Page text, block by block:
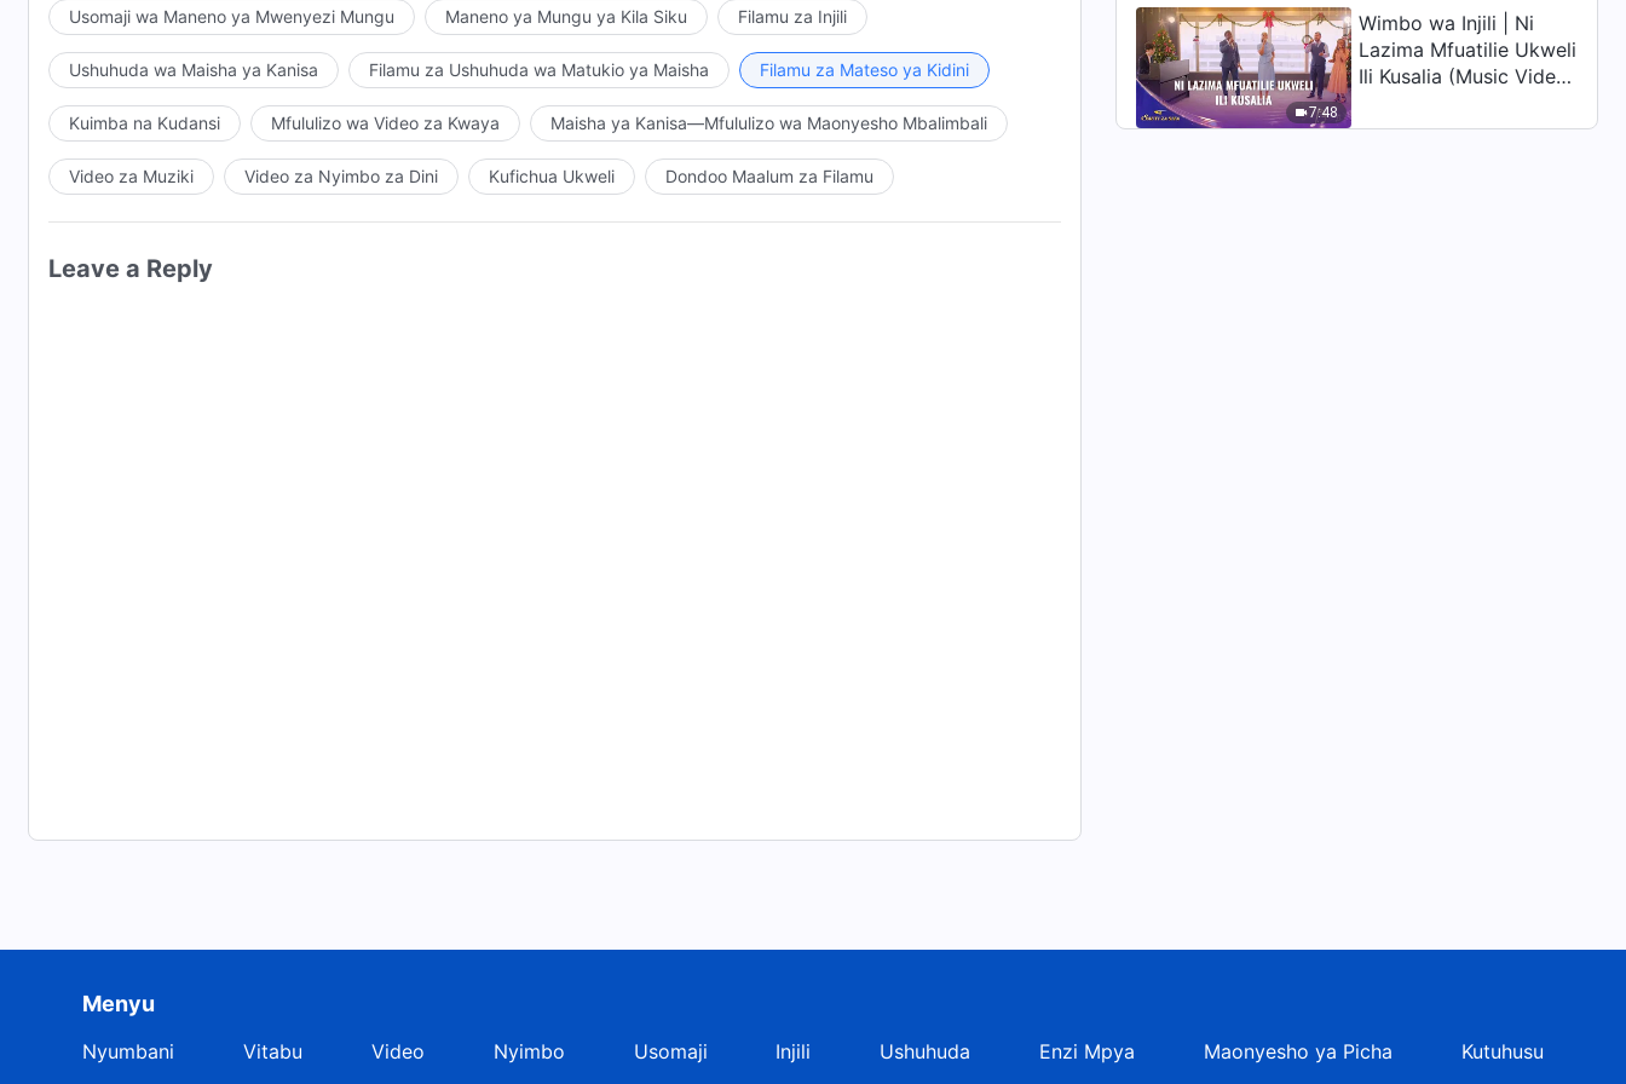
Usomaji wa Maneno ya Mwenyezi Mungu Maneno ya Mungu ya Kila Siku Filamu za Injili
Ushuhuda wa Maisha ya Kanisa Filamu za Ushuhuda wa Matukio ya Maisha Filamu za Mateso ya Kidini
Kuimba na Kudansi Mfululizo wa Video za Kwaya Maisha ya Kanisa—Mfululizo wa Maonyesho Mbalimbali
Video za Muziki Video za Nyimbo za Dini Kufichua Ukweli Dondoo Maalum za Filamu
Leave a Reply
7:48
Wimbo wa Injili | Ni
Lazima Mfuatilie Ukweli
Ili Kusalia (Music Video)
Menyu
Nyumbani Vitabu Video Nyimbo Usomaji Injili Ushuhuda Enzi Mpya Maonyesho ya Picha Kutuhusu